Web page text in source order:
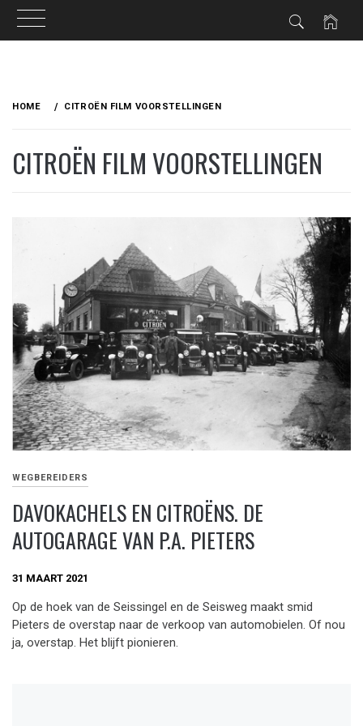
HOME CITROËN FILM VOORSTELLINGEN
CITROËN FILM VOORSTELLINGEN
WEGBEREIDERS
DAVOKACHELS EN CITROËNS. DE
AUTOGARAGE VAN P.A. PIETERS
31 MAART 2021
Op de hoek van de Seissingel en de Seisweg maakt smid
Pieters de overstap naar de verkoop van automobielen. Of nou
ja, overstap. Het blijft pionieren.